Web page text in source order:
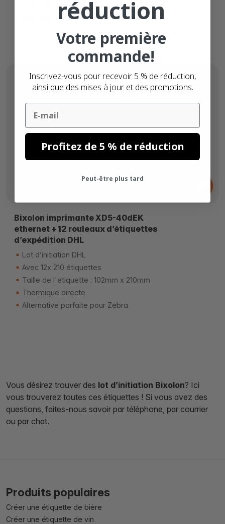
Thermique directe
Alternative parfaite pour Zebra
Bixolon imprimante XD5-40dEK
ethernet + 12 rouleaux d’étiquettes
d’expédition DHL
Lot d’initiation DHL
Avec 12x 210 étiquettes
Taille de l'etiquette : 102mm x 210mm
Thermique directe
Alternative parfaite pour Zebra
Vous désirez trouver des lot d’initiation Bixolon? Ici
vous trouverez toutes ces étiquettes ! Si vous avez des
questions, faites-nous savoir par téléphone, par courrier
ou par chat.
Produits populaires
Créer une étiquette de bière
Créer une étiquette de vin
réduction
Votre première
commande!
Inscrivez-vous pour recevoir 5 % de réduction,
ainsi que des mises à jour et des promotions.
Email
Profitez de 5 % de réduction
Peut-être plus tard